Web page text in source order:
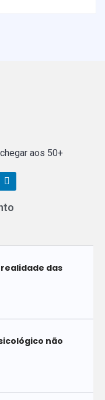
aos 50+
das
não